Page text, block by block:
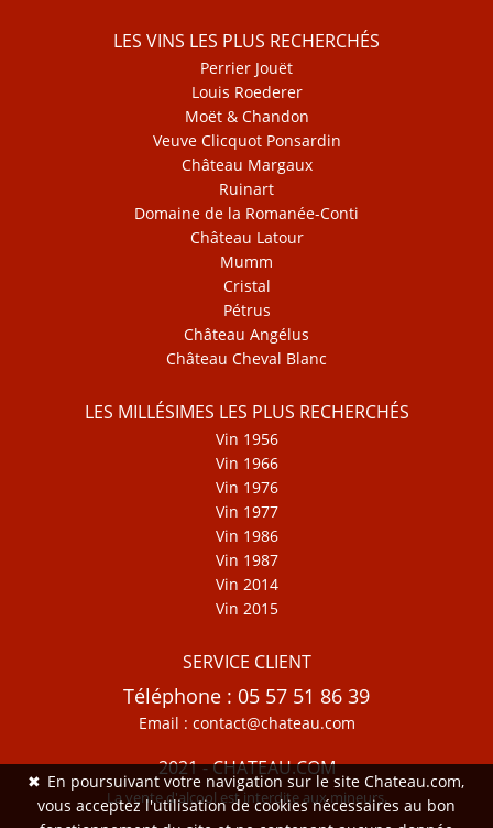
LES VINS LES PLUS RECHERCHÉS
Perrier Jouët
Louis Roederer
Moët & Chandon
Veuve Clicquot Ponsardin
Château Margaux
Ruinart
Domaine de la Romanée-Conti
Château Latour
Mumm
Cristal
Pétrus
Château Angélus
Château Cheval Blanc
LES MILLÉSIMES LES PLUS RECHERCHÉS
Vin 1956
Vin 1966
Vin 1976
Vin 1977
Vin 1986
Vin 1987
Vin 2014
Vin 2015
SERVICE CLIENT
Téléphone : 05 57 51 86 39
Email : contact@chateau.com
2021 - CHATEAU.COM
La vente d'alcool est interdite aux mineurs.
✖ En poursuivant votre navigation sur le site Chateau.com,
vous acceptez l'utilisation de cookies nécessaires au bon